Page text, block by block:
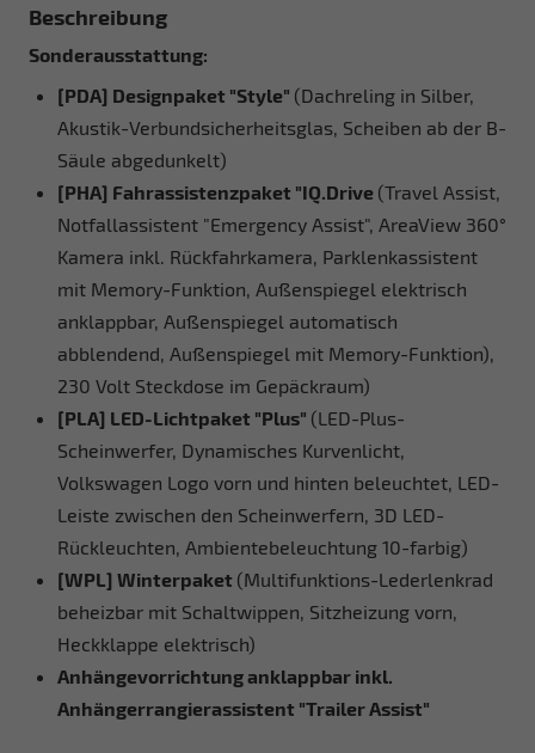
Beschreibung
Sonderausstattung:
[PDA] Designpaket "Style" (Dachreling in Silber,
Akustik-Verbundsicherheitsglas, Scheiben ab der B-
Säule abgedunkelt)
[PHA] Fahrassistenzpaket "IQ.Drive (Travel Assist,
Notfallassistent "Emergency Assist", AreaView 360°
Kamera inkl. Rückfahrkamera, Parklenkassistent
mit Memory-Funktion, Außenspiegel elektrisch
anklappbar, Außenspiegel automatisch
abblendend, Außenspiegel mit Memory-Funktion),
230 Volt Steckdose im Gepäckraum)
[PLA] LED-Lichtpaket "Plus" (LED-Plus-
Scheinwerfer, Dynamisches Kurvenlicht,
Volkswagen Logo vorn und hinten beleuchtet, LED-
Leiste zwischen den Scheinwerfern, 3D LED-
Rückleuchten, Ambientebeleuchtung 10-farbig)
[WPL] Winterpaket (Multifunktions-Lederlenkrad
beheizbar mit Schaltwippen, Sitzheizung vorn,
Heckklappe elektrisch)
Anhängevorrichtung anklappbar inkl.
Anhängerrangierassistent "Trailer Assist"